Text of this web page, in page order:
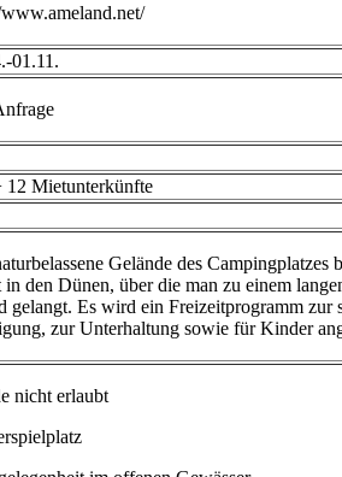
01.11.
12 Mietunterkünfte
Gelände des Campingplatzes
in den Dünen, über die man zu einem
gelangt. Es wird ein Freizeitprogramm zur
zur Unterhaltung sowie für Kinder
nicht erlaubt